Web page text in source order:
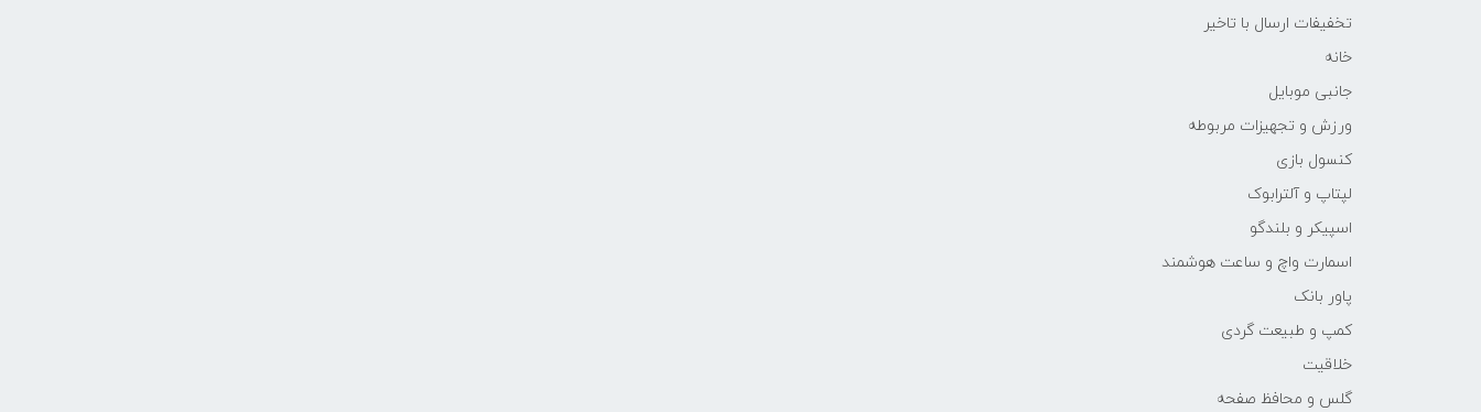
تخفیفات ارسال با تاخیر
خانه
جانبی موبایل
ورزش و تجهیزات مربوطه
کنسول بازی
لپتاپ و آلترابوک
اسپیکر و بلندگو
اسمارت واچ و ساعت هوشمند
پاور بانک
کمپ و طبیعت گردی
خلاقیت
گلس و محافظ صفحه